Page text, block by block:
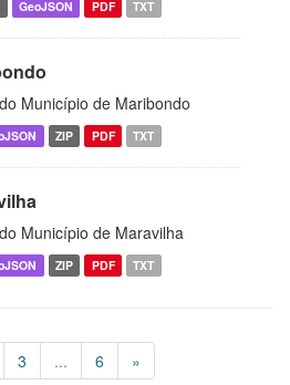
GeoJSON PDF TXT
Município de Maribondo
ZIP PDF TXT
Município de Maravilha
ZIP PDF TXT
3 ... 6 »